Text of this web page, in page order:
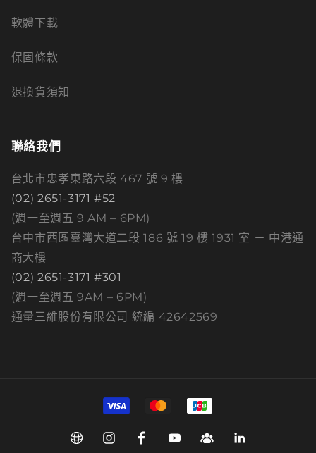
軟體下載
保固條款
退換貨須知
聯絡我們
台北市忠孝東路六段 467 號 9 樓
(02) 2651-3171 #52
(週一至週五 9 AM – 6PM)
台中市西區臺灣大道二段 186 號 19 樓 1931 室 － 中港通
商大樓
(02) 2651-3171 #301
(週一至週五 9AM – 6PM)
通量三維股份有限公司 統編 42642569
Web InstagramFacebookYouTubeGroup Linkedin